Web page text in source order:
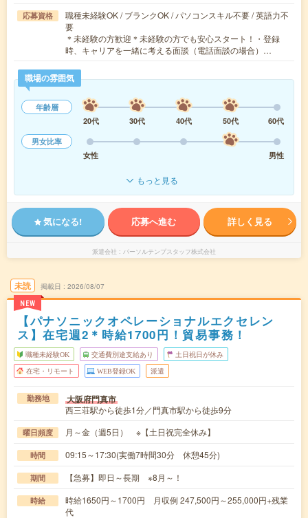
応募資格
職種未経験OK / ブランクOK / パソコンスキル不要 / 英語力不
要
＊未経験の方歓迎＊未経験の方でも安心スタート！・登録
時、キャリアを一緒に考える面談（電話面談の場合）…
職場の雰囲気
年齢層
20代
30代 40代 50代
60代
男女比率
女性
男性
もっと見る
気になる! 応募へ進む 詳しく見る
派遣会社 パーソルテンプスタッフ株式会社
未読
NEW
掲載日 2026/08/07
【パナソニックオペレーショナルエクセレン
ス】在宅週2＊時給1700円！貿易事務！
職種未経験OK 交通費別途支給あり 土日祝日が休み
在宅・リモート WEB登録OK 派遣
勤務地 大阪府門真市
西三荘駅から徒歩1分／門真市駅から徒歩9分
曜日頻度 月～金（週5日） ※【土日祝完全休み】
時間 09:15～17:30(実働7時間30分 休憩45分)
期間 【急募】即日～長期 ※8月～！
時給
時給1650円～1700円 月収例 247,500円～255,000円+残業
代